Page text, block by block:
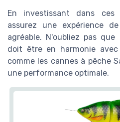
En investissant dans ces
assurez une expérience
agréable. N'oubliez pas
doit être en harmonie
comme les cannes à pêche
une performance optimale.